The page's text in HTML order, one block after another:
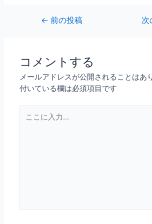
← 前の投稿 次
コメントする
メールアドレスが公開されることはあ
付いている欄は必須項目です
こ